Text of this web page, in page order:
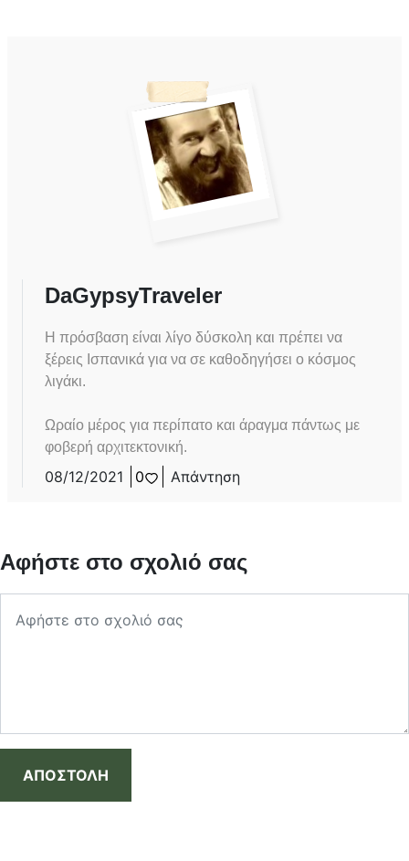
DaGypsyTraveler
Η πρόσβαση είναι λίγο δύσκολη και πρέπει να
ξέρεις Ισπανικά για να σε καθοδηγήσει ο κόσμος
λιγάκι.
Ωραίο μέρος για περίπατο και άραγμα πάντως με
φοβερή αρχιτεκτονική.
08/12/2021 0 Απάντηση
Αφήστε στο σχολιό σας
ΑΠΟΣΤΟΛΗ